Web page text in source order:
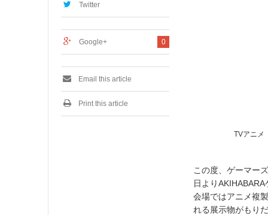
TVアニメ
この度、ゲーマー
日より
会場ではアニメ複
れる展示物がもり
Twitter
0
Google+
Email this article
Print this article